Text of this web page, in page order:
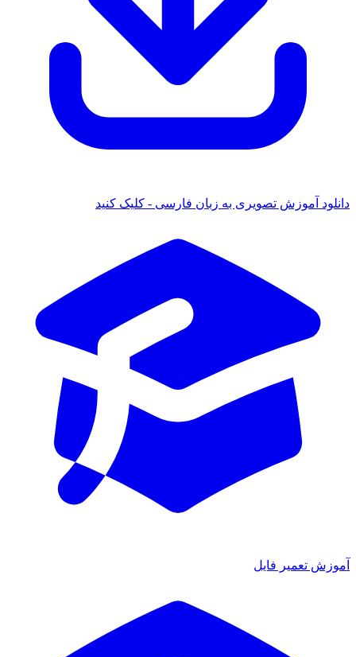
دانلود آموزش تصویری به زبان فارسی - کلیک کنید
آموزش تعمیر فایل